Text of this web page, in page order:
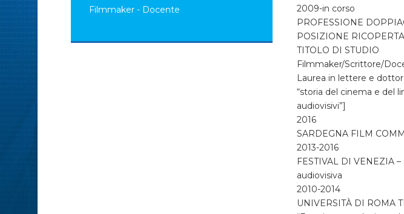
Filmmaker - Docente
2009-in corso
PROFESSIONE
POSIZIONE RICOPERTA
TITOLO DI STUDIO
Filmmaker/Scrittore/
Laurea in lettere e
“storia del cinema e del
audiovisivi”]
2016
SARDEGNA FILM
2013-2016
FESTIVAL DI VENEZIA
audiovisiva
2010-2014
UNIVERSITÀ DI ROMA